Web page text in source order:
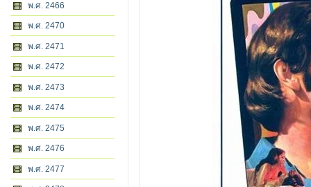
พ.ศ. 2466
พ.ศ. 2470
พ.ศ. 2471
พ.ศ. 2472
พ.ศ. 2473
พ.ศ. 2474
พ.ศ. 2475
พ.ศ. 2476
พ.ศ. 2477